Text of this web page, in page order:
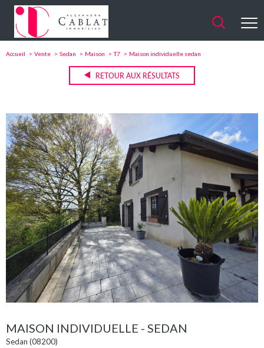
Accueil Vente Sedan Maison T7 Maison individuelle sedan
RETOUR AUX RÉSULTATS
MAISON INDIVIDUELLE - SEDAN
Sedan (08200)